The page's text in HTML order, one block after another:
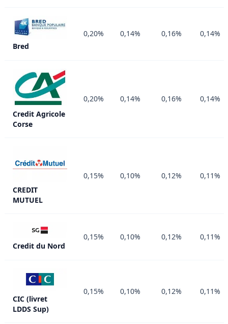
Bred
0,20% 0,14% 0,16% 0,14%
Credit Agricole
Corse
0,20% 0,14% 0,16% 0,14%
CREDIT
MUTUEL
0,15% 0,10% 0,12% 0,11%
Credit du Nord
0,15% 0,10% 0,12% 0,11%
CIC (livret
LDDS Sup)
0,15% 0,10% 0,12% 0,11%